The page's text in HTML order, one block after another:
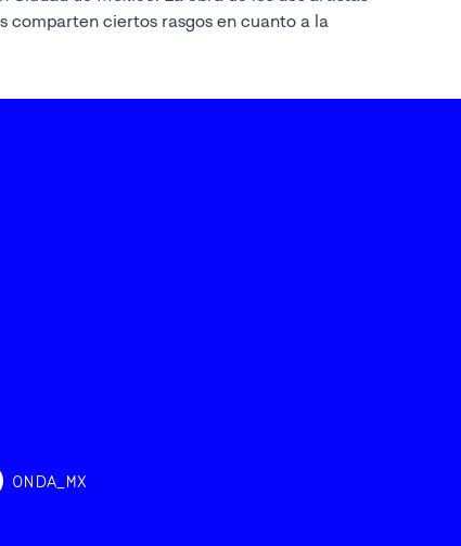
comparten ciertos rasgos en cuanto a la
ONDA_MX